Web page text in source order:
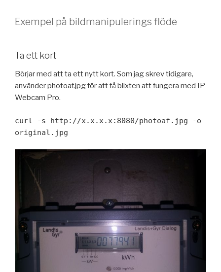
Exempel på bildmanipulerings flöde
Ta ett kort
Börjar med att ta ett nytt kort. Som jag skrev tidigare,
använder photoaf.jpg för att få blixten att fungera med IP
Webcam Pro.
curl -s http://x.x.x.x:8080/photoaf.jpg -o
original.jpg